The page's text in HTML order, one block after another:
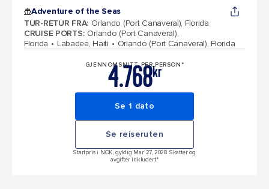
Adventure of the Seas
TUR-RETUR FRA: Orlando (Port Canaveral), Florida
CRUISE PORTS: Orlando (Port Canaveral),
Florida
Labadee, Haiti Orlando (Port Canaveral), Florida
GJENNOMSNITT PER PERSON*
kr
4.768
Se 1 dato
Se reiseruten
Startpris i NOK, gyldig Mar 27, 2028 Skatter og
avgifter inkludert.*